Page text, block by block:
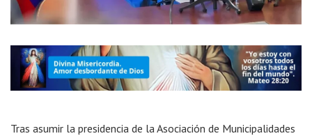
Tras asumir la presidencia de la Asociación de Municipalidades